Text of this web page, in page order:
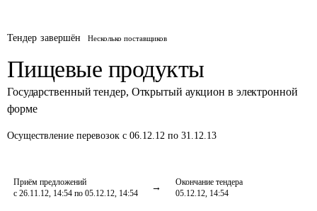
Тендер завершён Несколько поставщиков
Пищевые продукты
Государственный тендер, Открытый аукцион в электронной
форме
Осуществление перевозок с 06.12.12 по 31.12.13
Приём предложений
с 26.11.12, 14:54 по 05.12.12, 14:54
Окончание тендера
05.12.12, 14:54